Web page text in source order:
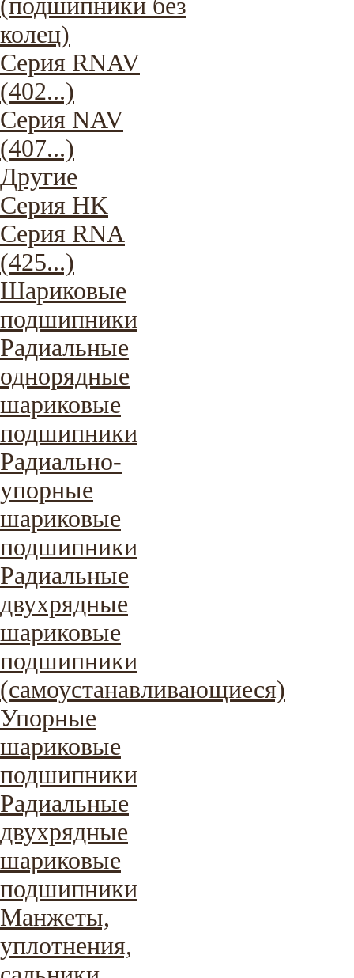
(подшипники без
колец)
Серия RNAV
(402...)
Серия NAV
(407...)
Другие
Серия HK
Серия RNA
(425...)
Шариковые
подшипники
Радиальные
однорядные
шариковые
подшипники
Радиально-
упорные
шариковые
подшипники
Радиальные
двухрядные
шариковые
подшипники
(самоустанавливающиеся)
Упорные
шариковые
подшипники
Радиальные
двухрядные
шариковые
подшипники
Манжеты,
уплотнения,